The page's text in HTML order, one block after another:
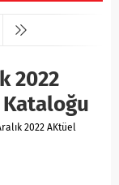
2022
2022 AKtüel